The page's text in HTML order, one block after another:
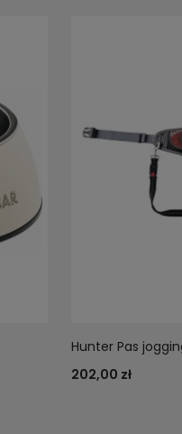
Hunter Pas
202,00 zł